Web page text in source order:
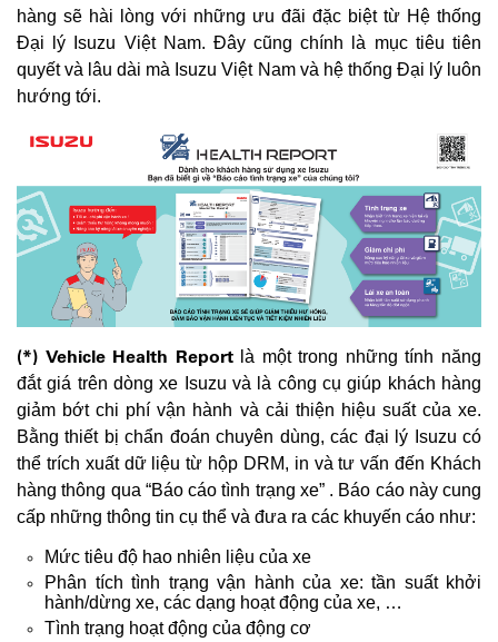
hàng sẽ hài lòng với những ưu đãi đặc biệt từ Hệ thống
Đại lý Isuzu Việt Nam. Đây cũng chính là mục tiêu tiên
quyết và lâu dài mà Isuzu Việt Nam và hệ thống Đại lý luôn
hướng tới.
(*) Vehicle Health Report là một trong những tính năng
đắt giá trên dòng xe Isuzu và là công cụ giúp khách hàng
giảm bớt chi phí vận hành và cải thiện hiệu suất của xe.
Bằng thiết bị chẩn đoán chuyên dùng, các đại lý Isuzu có
thể trích xuất dữ liệu từ hộp DRM, in và tư vấn đến Khách
hàng thông qua “Báo cáo tình trạng xe” . Báo cáo này cung
cấp những thông tin cụ thể và đưa ra các khuyến cáo như:
Mức tiêu độ hao nhiên liệu của xe
Phân tích tình trạng vận hành của xe: tần suất khởi
hành/dừng xe, các dạng hoạt động của xe, …
Tình trạng hoạt động của động cơ